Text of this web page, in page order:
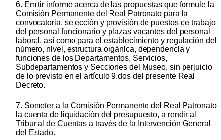
6. Emitir informe acerca de las propuestas que formule la
Comisión Permanente del Real Patronato para la
convocatoria, selección y provisión de puestos de trabajo
del personal funcionario y plazas vacantes del personal
laboral, así como para el establecimiento y regulación del
número, nivel, estructura orgánica, dependencia y
funciones de los Departamentos, Servicios,
Subdepartamentos y Secciones del Museo, sin perjuicio
de lo previsto en el artículo 9.dos del presente Real
Decreto.
7. Someter a la Comisión Permanente del Real Patronato
la cuenta de liquidación del presupuesto, a rendir al
Tribunal de Cuentas a través de la Intervención General
del Estado.